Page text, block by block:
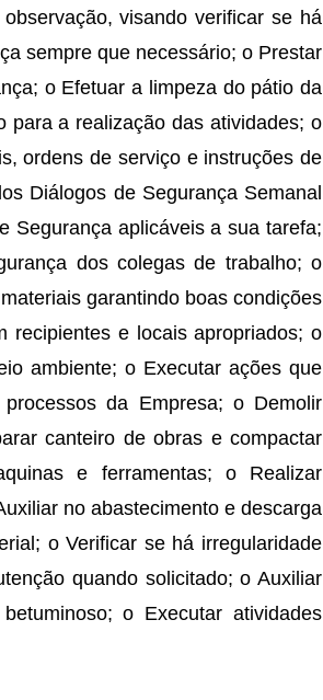
visando verificar se há
sempre que necessário; o Prestar
o Efetuar a limpeza do pátio da
para a realização das atividades; o
ordens de serviço e instruções de
Diálogos de Segurança Semanal
Segurança aplicáveis a sua tarefa;
dos colegas de trabalho; o
garantindo boas condições
recipientes e locais apropriados; o
ambiente; o Executar ações que
da Empresa; o Demolir
canteiro de obras e compactar
e ferramentas; o Realizar
no abastecimento e descarga
o Verificar se há irregularidade
quando solicitado; o Auxiliar
o Executar atividades